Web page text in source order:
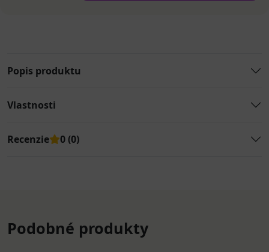
Popis produktu
Vlastnosti
Recenzie 0 (0)
Podobné produkty